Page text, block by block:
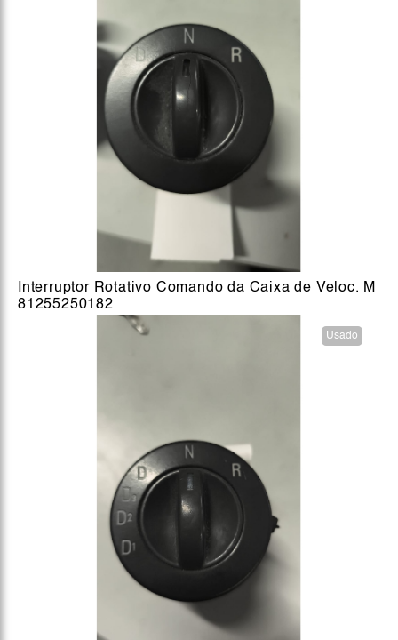
Interruptor Rotativo Comando da Caixa de Veloc. M
81255250182
Usado